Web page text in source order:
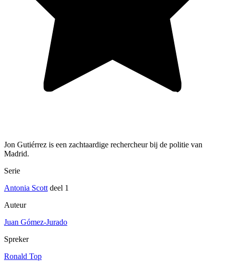
Jon Gutiérrez is een zachtaardige rechercheur bij de politie van
Madrid.
Serie
Antonia Scott deel 1
Auteur
Juan Gómez-Jurado
Spreker
Ronald Top